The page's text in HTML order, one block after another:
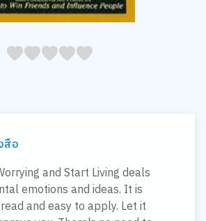
45
4
35
3
25
2
15
1
05
สือ
and Start Living deals
emotions and ideas. It is
and easy to apply. Let it